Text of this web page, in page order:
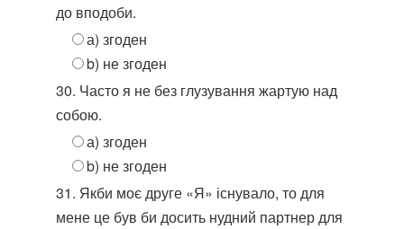
до вподоби.
а) згоден
b) не згоден
30. Часто я не без глузування жартую над
собою.
а) згоден
b) не згоден
31. Якби моє друге «Я» існувало, то для
мене це був би досить нудний партнер для